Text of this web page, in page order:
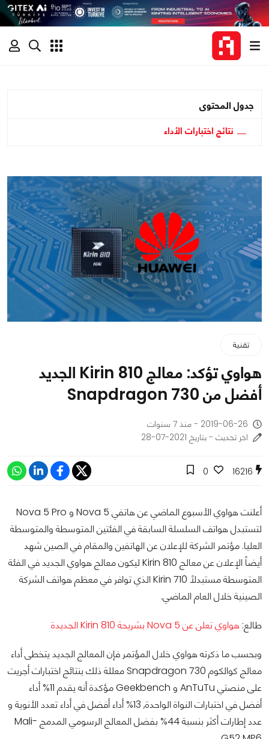
جدول المحتوى
نتائج اختبارات الأداء
تقنية
هواوي تؤكد: معالج Kirin 810 الجديد
أفضل من Snapdragon 730
2019-06-26 - منذ 7 سنوات
اخر تحديث - بتاريخ 2021-07-28
16216
0
أعلنت هواوي الأسبوع الماضي عن هاتفي Nova 5 و Nova 5 Pro
لتستبدل هواتف السلسلة السابقة في الفئتين المتوسطة والمتوسطة
العليا. مؤتمر الشركة للإعلان عن الهاتفين والمقام في الصين شهد
أيضاً الإعلان عن معالج Kirin 810 ليكون معالج هواوي الجديد في الفئة
المتوسطة مستبدلاً Kirin 710 الذي توافر في معظم هواتف الشركة
الصينية خلال العام الماضي.
طالع: هواوي تعلن عن Nova 5 بشريحة Kirin 810 الجديدة
وبحسب ما ذكرته هواوي خلال المؤتمر فإن المعالج الجديد يتخطى أداء
معالج كوالكوم Snapdragon 730 معللة ذلك بنتائج اختبارات أجريت
على منصتي AnTuTu و Geekbench مؤكدة أنه يقدم 11% أداء
أفضل في اختبارات النواة الواحدة, 13% أداء أفضل في أداء تعدد الأنوية و
عدد إطارات أكثر بنسبة 44% بفضل المعالج الرسومي المدمج Mali-